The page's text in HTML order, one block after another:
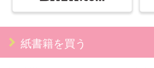
紙書籍を買う